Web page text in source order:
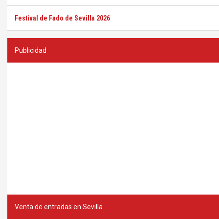
Festival de Fado de Sevilla 2026
Publicidad
Venta de entradas en Sevilla